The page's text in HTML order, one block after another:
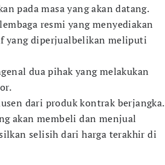
pada masa yang akan datang.
resmi yang menyediakan
yang diperjualbelikan meliputi
dua pihak yang melakukan
dari produk kontrak berjangka.
akan membeli dan menjual
selisih dari harga terakhir di